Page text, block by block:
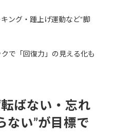
ング・踵上げ運動など“脚
で「回復力」の見える化も
転ばない・忘れ
ない”が目標で